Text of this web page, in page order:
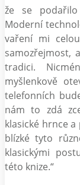
že se
Moderní
vaření mi
samozřejmost,
tradici.
myšlenkově
telefonních
nám to zdá
klasické hrnce
blízké tyto
klasickými
této knize.“